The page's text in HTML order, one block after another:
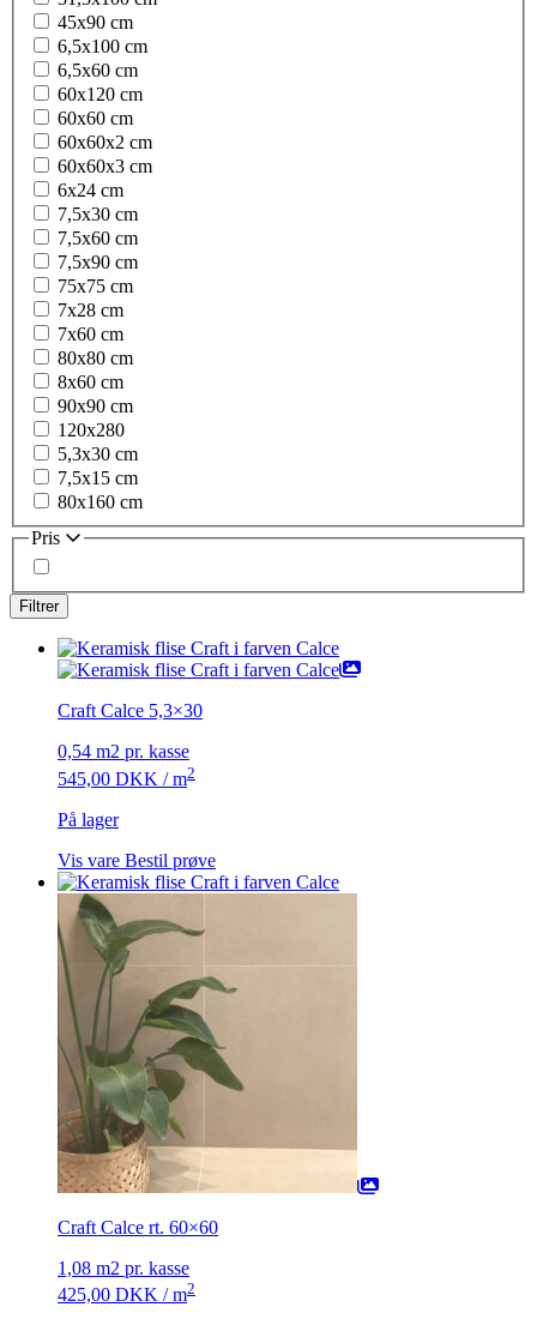
45x90 cm
6,5x100 cm
6,5x60 cm
60x120 cm
60x60 cm
60x60x2 cm
60x60x3 cm
6x24 cm
7,5x30 cm
7,5x60 cm
7,5x90 cm
75x75 cm
7x28 cm
7x60 cm
80x80 cm
8x60 cm
90x90 cm
120x280
5,3x30 cm
7,5x15 cm
80x160 cm
Pris
Craft Calce 5,3×30
0,54 m2 pr. kasse
545,00 DKK / m2
På lager
Vis vare Bestil prøve
Craft Calce rt. 60×60
1,08 m2 pr. kasse
425,00 DKK / m2